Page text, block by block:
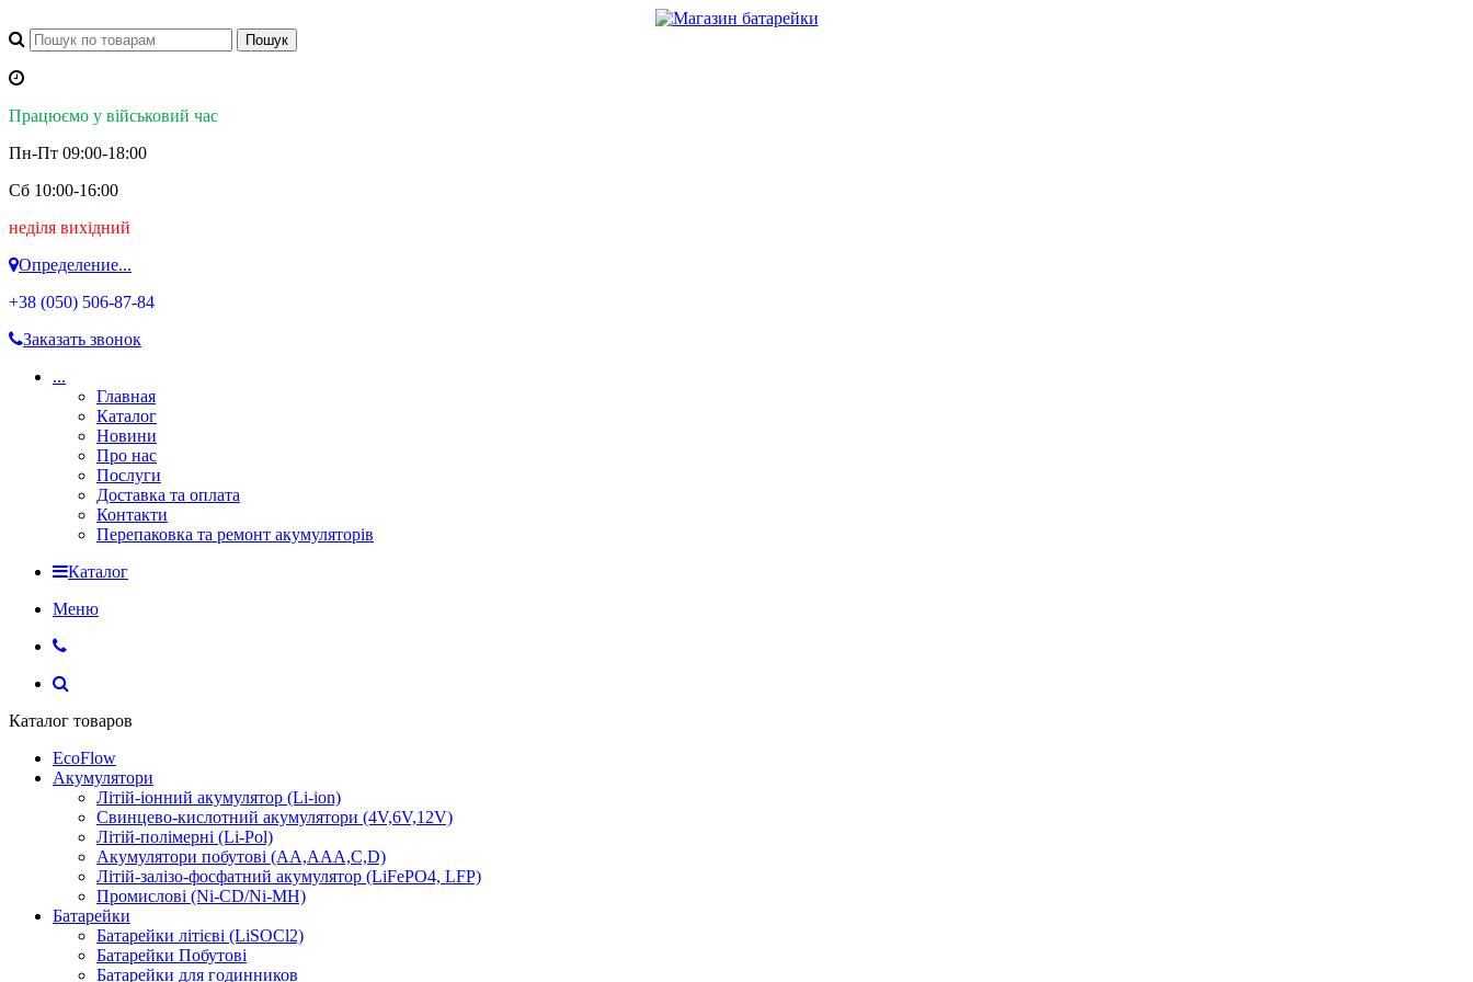
Працюємо у військовий час
Пн-Пт 09:00-18:00
Сб 10:00-16:00
неділя вихідний
Определение...
+38 (050) 506-87-84
Заказать звонок
...
Главная
Каталог
Новини
Про нас
Послуги
Доставка та оплата
Контакти
Перепаковка та ремонт акумуляторів
Каталог
Меню
Каталог товаров
EcoFlow
Акумулятори
Літій-іонний акумулятор (Li-ion)
Свинцево-кислотний акумулятори (4V,6V,12V)
Літій-полімерні (Li-Pol)
Акумулятори побутові (AA,AAA,C,D)
Літій-залізо-фосфатний акумулятор (LiFePO4, LFP)
Промислові (Ni-CD/Ni-MH)
Батарейки
Батарейки літієві (LiSOCl2)
Батарейки Побутові
Батарейки для годинников